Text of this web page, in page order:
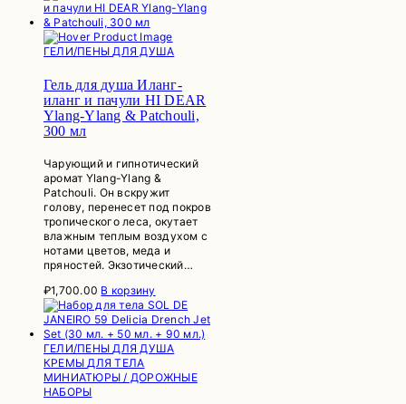
ГЕЛИ/ПЕНЫ ДЛЯ ДУША
Гель для душа Иланг-
иланг и пачули HI DEAR
Ylang-Ylang & Patchouli,
300 мл
Чарующий и гипнотический
аромат Ylang-Ylang &
Patchouli. Он вскружит
голову, перенесет под покров
тропического леса, окутает
влажным теплым воздухом с
нотами цветов, меда и
пряностей. Экзотический…
₽1,700.00 В корзину
ГЕЛИ/ПЕНЫ ДЛЯ ДУША
КРЕМЫ ДЛЯ ТЕЛА
МИНИАТЮРЫ / ДОРОЖНЫЕ
НАБОРЫ